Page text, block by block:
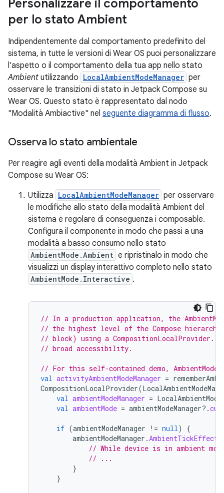
Personalizzare il comportamento
per lo stato Ambient
Indipendentemente dal comportamento predefinito del
sistema, in tutte le versioni di Wear OS puoi personalizzare
l'aspetto o il comportamento della tua app nello stato
Ambient utilizzando LocalAmbientModeManager per
osservare le transizioni di stato in Jetpack Compose su
Wear OS. Questo stato è rappresentato dal nodo
"Modalità Ambiactive" nel seguente diagramma di flusso.
Osserva lo stato ambientale
Per reagire agli eventi della modalità Ambient in Jetpack
Compose su Wear OS:
Utilizza LocalAmbientModeManager per osservare
le modifiche allo stato della modalità Ambient del
sistema e regolare di conseguenza i composable.
Configura il componente in modo che passi a una
modalità a basso consumo nello stato
AmbientMode.Ambient e ripristinalo in modo che
visualizzi un display interattivo completo nello stato
AmbientMode.Interactive .
// In a production application, the
// the highest level of the Compose
// block) using a CompositionLocalProvider.
// broad accessibility.
// For this self-contained demo,
val activityAmbientModeManager =
CompositionLocalProvider(
val ambientModeManager =
val ambientMode = ambientModeManager?.
if (ambientModeManager != null)
{
ambientModeManager .AmbientTickEffect
// While device is in ambient
// ...
}
}